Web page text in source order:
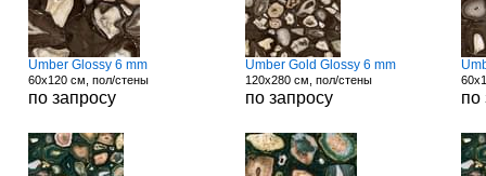
Umber Glossy 6 mm
60x120 см, пол/стены
по запросу
Umber Gold Glossy 6 mm
120x280 см, пол/стены
по запросу по